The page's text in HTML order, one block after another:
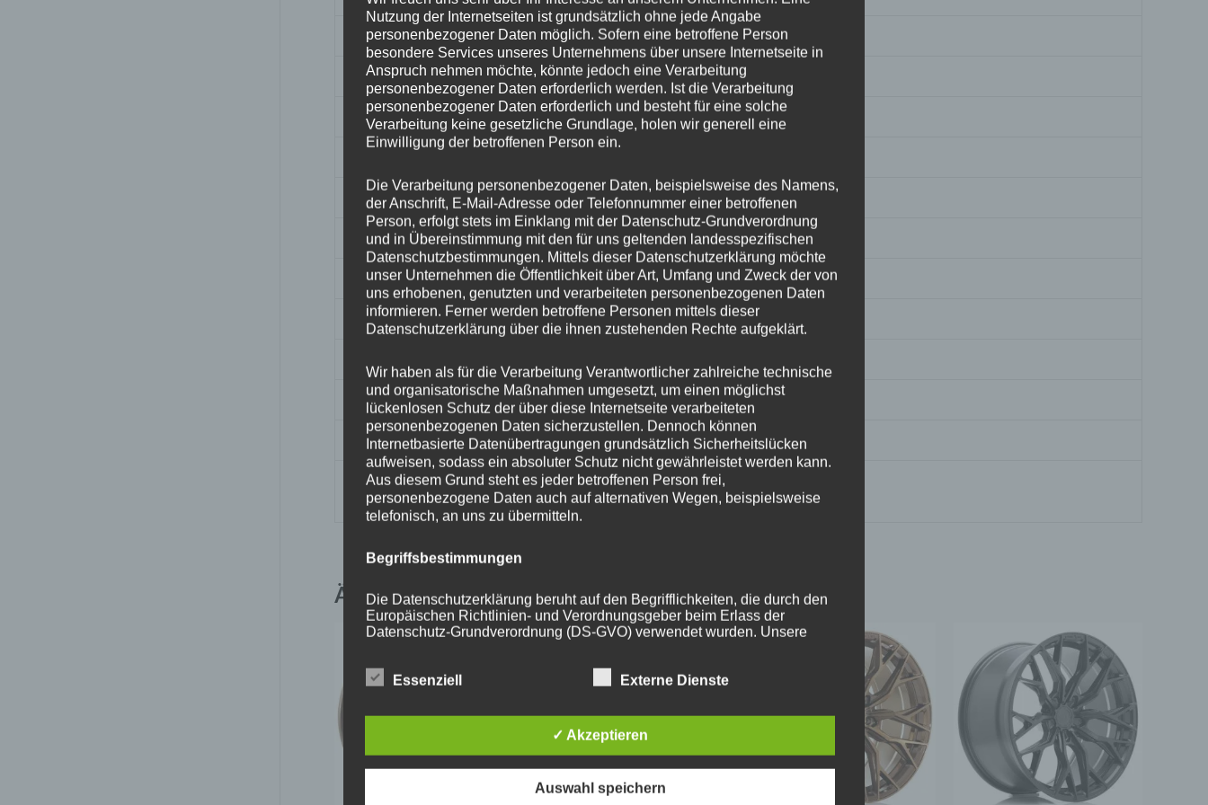
Hersteller JR WHEELS
Design JRX9
Durchmesser 18
Lochkreis 6×114.3
Lochzahl 6
PCD 114.3 mm
Homologation ohne TÜV-Gutachten
Nabenbohrung 66.1
Traglast 955
Farb-
Beschreibung
Black
Ähnliche Produkte
Nutzung der Internetseiten ist grundsätzlich ohne jede Angabe
personenbezogener Daten möglich. Sofern eine betroffene Person
besondere Services unseres Unternehmens über unsere Internetseite in
Anspruch nehmen möchte, könnte jedoch eine Verarbeitung
personenbezogener Daten erforderlich werden. Ist die Verarbeitung
personenbezogener Daten erforderlich und besteht für eine solche
Verarbeitung keine gesetzliche Grundlage, holen wir generell eine
Einwilligung der betroffenen Person ein.
Die Verarbeitung personenbezogener Daten, beispielsweise des Namens,
der Anschrift, E-Mail-Adresse oder Telefonnummer einer betroffenen
Person, erfolgt stets im Einklang mit der Datenschutz-Grundverordnung
und in Übereinstimmung mit den für uns geltenden landesspezifischen
Datenschutzbestimmungen. Mittels dieser Datenschutzerklärung möchte
unser Unternehmen die Öffentlichkeit über Art, Umfang und Zweck der von
uns erhobenen, genutzten und verarbeiteten personenbezogenen Daten
informieren. Ferner werden betroffene Personen mittels dieser
Datenschutzerklärung über die ihnen zustehenden Rechte aufgeklärt.
Wir haben als für die Verarbeitung Verantwortlicher zahlreiche technische
und organisatorische Maßnahmen umgesetzt, um einen möglichst
lückenlosen Schutz der über diese Internetseite verarbeiteten
personenbezogenen Daten sicherzustellen. Dennoch können
Internetbasierte Datenübertragungen grundsätzlich Sicherheitslücken
aufweisen, sodass ein absoluter Schutz nicht gewährleistet werden kann.
Aus diesem Grund steht es jeder betroffenen Person frei,
personenbezogene Daten auch auf alternativen Wegen, beispielsweise
telefonisch, an uns zu übermitteln.
Begriffsbestimmungen
Die Datenschutzerklärung beruht auf den Begrifflichkeiten, die durch den
Europäischen Richtlinien- und Verordnungsgeber beim Erlass der
Datenschutz-Grundverordnung (DS-GVO) verwendet wurden. Unsere
dies zu gewährleisten, möchten wir vorab die verwendeten
Wir verwenden in dieser Datenschutzerklärung unter anderem die
folgenden Begriffe:
Essenziell Externe Dienste
✓ Akzeptieren
Auswahl speichern